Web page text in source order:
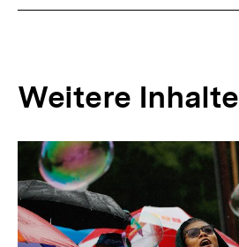
Weitere Inhalte
Inhaltskarousell
weitere
Inhalte
Inhaltskarussell
überspringen